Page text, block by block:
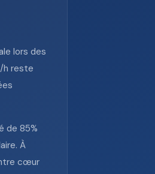
lors des
h reste
de 85%
À
cœur